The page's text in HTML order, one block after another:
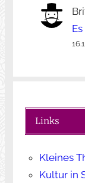
Links
Kleines
Kultur in